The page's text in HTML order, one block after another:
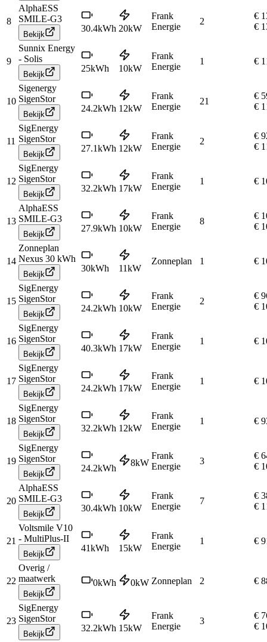
8
AlphaESS
SMILE-G3
Bekijk
30.4kWh 20kW
Frank
Energie
2
€
€
9
Sunnix Energy
- Solis
Bekijk
25kWh 10kW
Frank
Energie
1 €
10
Sigenergy
SigenStor
Bekijk
24.2kWh 12kW
Frank
Energie
21
€
€
11
SigEnergy
SigenStor
Bekijk
27.1kWh 12kW
Frank
Energie
2
€
€
12
SigEnergy
SigenStor
Bekijk
32.2kWh 17kW
Frank
Energie
1 €
13
AlphaESS
SMILE-G3
Bekijk
27.9kWh 10kW
Frank
Energie
8
€
€
14
Zonneplan
Nexus 30 kWh
Bekijk
30kWh 11kW
Zonneplan 1 €
15
SigEnergy
SigenStor
Bekijk
24.2kWh 10kW
Frank
Energie
2
€
€
16
SigEnergy
SigenStor
Bekijk
40.3kWh 17kW
Frank
Energie
1 €
17
SigEnergy
SigenStor
Bekijk
24.2kWh 17kW
Frank
Energie
1 €
18
SigEnergy
SigenStor
Bekijk
32.2kWh 12kW
Frank
Energie
1 €
19
SigEnergy
SigenStor
Bekijk
24.2kWh
8kW
Frank
Energie
3
€
€
20
AlphaESS
SMILE-G3
Bekijk
30.4kWh 10kW
Frank
Energie
7
€
€
21
Voltsmile V10
- MultiPlus-II
Bekijk
41kWh 15kW
Frank
Energie
1 €
22
Overig /
maatwerk
Bekijk
0kWh 0kW Zonneplan 2 €
23
SigEnergy
SigenStor
Bekijk
32.2kWh 15kW
Frank
Energie
3
€
€